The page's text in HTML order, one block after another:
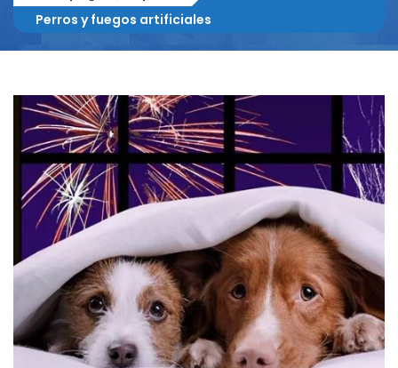
Perros y fuegos artificiales